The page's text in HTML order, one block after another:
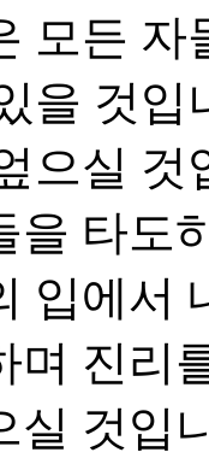
모든
을 것입
으실
을 타도
입에서
며 진리
실 것입